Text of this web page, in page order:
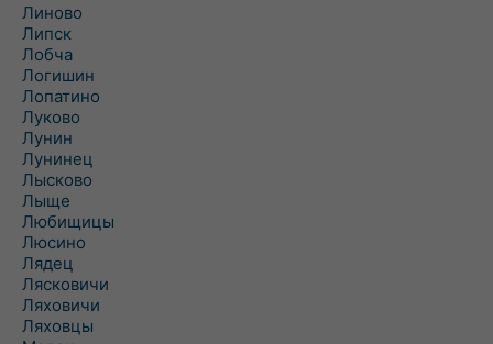
Линово
Липск
Лобча
Логишин
Лопатино
Луково
Лунин
Лунинец
Лысково
Лыще
Любищицы
Люсино
Лядец
Лясковичи
Ляховичи
Ляховцы